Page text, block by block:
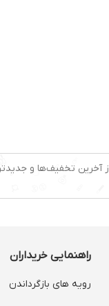
آخرین تخفیف‌ها و
راهنمایی خریداران
رویه های بازگرداندن